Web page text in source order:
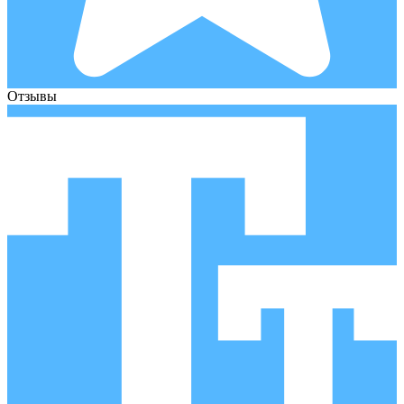
Отзывы